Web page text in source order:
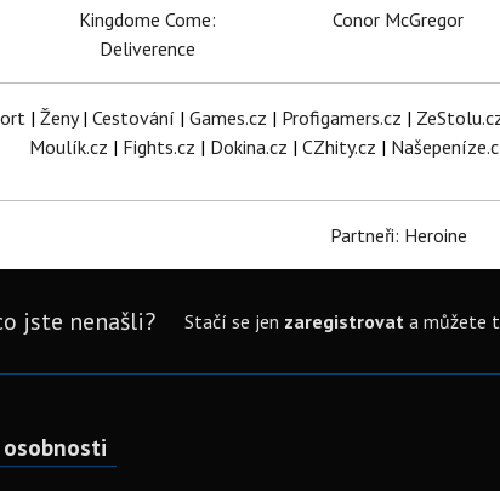
Kingdome Come:
Deliverence
Conor McGregor
| Ženy| Cestování | Games.cz | Profigamers.cz |
Moulík.cz | Fights.cz | Dokina.cz | CZhity.cz |
Partneři: Heroine
jste nenašli? Stačí se jen zaregistrovata můžete